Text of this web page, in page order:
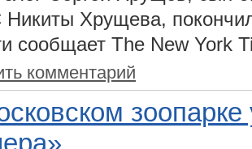
Хрущева,
сообщает The New York
комментарий
зоопарке